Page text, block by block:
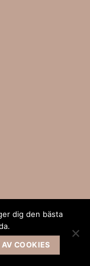
dig den bästa
COOKIES